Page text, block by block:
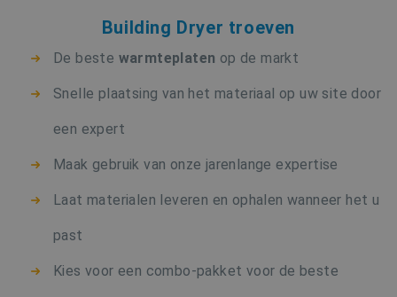
Building Dryer troeven
De beste warmteplaten op de markt
Snelle plaatsing van het materiaal op uw site door
een expert
Maak gebruik van onze jarenlange expertise
Laat materialen leveren en ophalen wanneer het u
past
Kies voor een combo-pakket voor de beste